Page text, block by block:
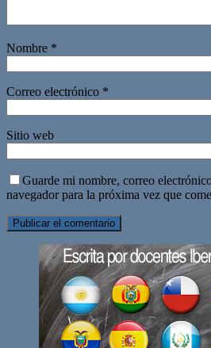
Nombre *
Correo electrónico *
Sitio web
Guarde mi nombre, correo
navegador para la próxima vez que